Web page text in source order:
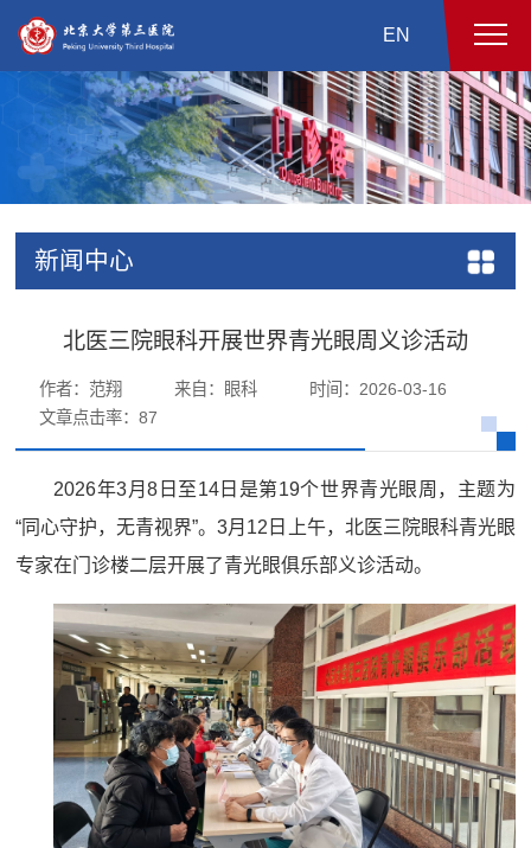
EN
新闻中心
北医三院眼科开展世界青光眼周义诊活动
作者：范翔 来自：眼科
时间：2026-03-16
文章点击率：87
2026年3月8日至14日是第19个世界青光眼周，主题为
“同心守护，无青视界”。3月12日上午，北医三院眼科青光眼
专家在门诊楼二层开展了青光眼俱乐部义诊活动。